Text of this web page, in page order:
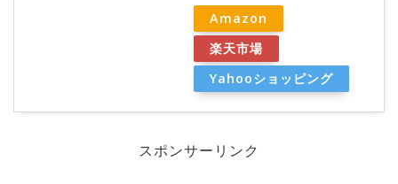
Amazon
楽天市場
Yahooショッピング
スポンサーリンク